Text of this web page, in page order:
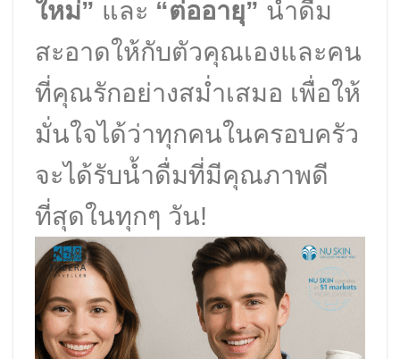
ใหม่” และ “ต่ออายุ” น้ำดื่ม
สะอาดให้กับตัวคุณเองและคน
ที่คุณรักอย่างสม่ำเสมอ เพื่อให้
มั่นใจได้ว่าทุกคนในครอบครัว
จะได้รับน้ำดื่มที่มีคุณภาพดี
ที่สุดในทุกๆ วัน!